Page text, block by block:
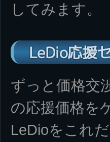
してみます。
LeDio応援
ずっと価格交
の応援価格を
LeDioをこれ